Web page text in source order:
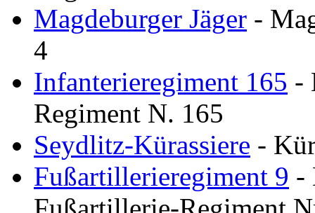
Magdeburger Jäger -
4
Infanterieregiment 165 -
Regiment N. 165
Seydlitz-Kürassiere -
Fußartillerieregiment 9 -